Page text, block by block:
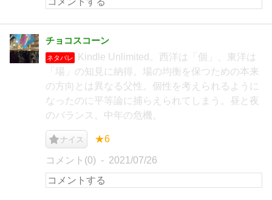
チョコスコーン
ネタバレ
Kindle Unlimited。西洋は「個」、東洋は
「場」の知見に納得。場の均衡を保つための本来
の方向とは異なる父性。個性を考えられるように
なったのに平等論に捕らえられてしまう。昼と夜
のバランス。中年の危機。
ナイス ★6
コメント(0) 2021/07/26